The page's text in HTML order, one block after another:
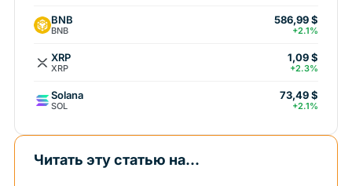
BNB
BNB
586,99 $
+2.1%
XRP
XRP
1,09 $
+2.3%
Solana
SOL
73,49 $
+2.1%
Читать эту статью на...